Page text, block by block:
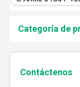
Categoría de
Contáctenos